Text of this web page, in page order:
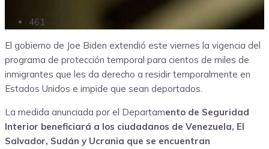
461
El gobierno de Joe Biden extendió este viernes la vigencia del
programa de protección temporal para cientos de miles de
inmigrantes que les da derecho a residir temporalmente en
Estados Unidos e impide que sean deportados.
La medida anunciada por el Departamento de Seguridad
Interior beneficiará a los ciudadanos de Venezuela, El
Salvador, Sudán y Ucrania que se encuentran